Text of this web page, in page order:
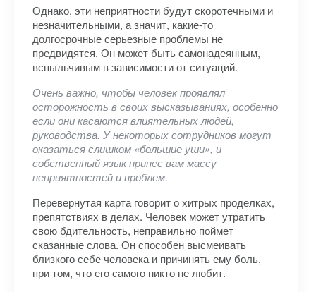
Однако, эти неприятности будут скоротечными и
незначительными, а значит, какие-то
долгосрочные серьезные проблемы не
предвидятся. Он может быть самонадеянным,
вспыльчивым в зависимости от ситуаций.
Очень важно, чтобы человек проявлял
осторожность в своих высказываниях, особенно
если они касаются влиятельных людей,
руководства. У некоторых сотрудников могут
оказаться слишком «большие уши», и
собственный язык принес вам массу
неприятностей и проблем.
Перевернутая карта говорит о хитрых проделках,
препятствиях в делах. Человек может утратить
свою бдительность, неправильно поймет
сказанные слова. Он способен высмеивать
близкого себе человека и причинять ему боль,
при том, что его самого никто не любит.